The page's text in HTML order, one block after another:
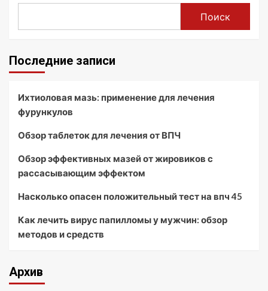
Поиск
Последние записи
Ихтиоловая мазь: применение для лечения
фурункулов
Обзор таблеток для лечения от ВПЧ
Обзор эффективных мазей от жировиков с
рассасывающим эффектом
Насколько опасен положительный тест на впч 45
Как лечить вирус папилломы у мужчин: обзор
методов и средств
Архив